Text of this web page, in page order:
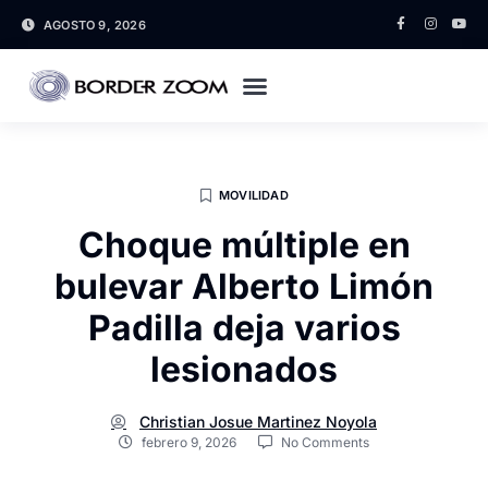
AGOSTO 9, 2026
MOVILIDAD
Choque múltiple en
bulevar Alberto Limón
Padilla deja varios
lesionados
Christian Josue Martinez Noyola
febrero 9, 2026 No Comments